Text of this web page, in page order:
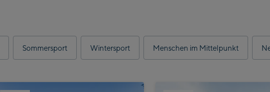
Sommersport Wintersport Menschen im Mittelpunkt